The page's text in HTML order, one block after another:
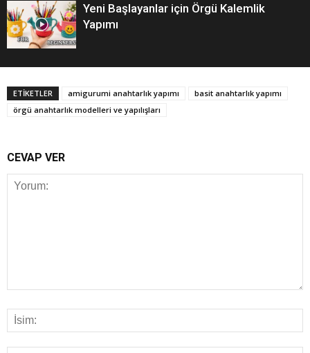
Yeni Başlayanlar için Örgü Kalemlik
Yapımı
ETİKETLER amigurumi anahtarlık yapımı
basit anahtarlık yapımı
örgü anahtarlık modelleri ve yapılışları
CEVAP VER